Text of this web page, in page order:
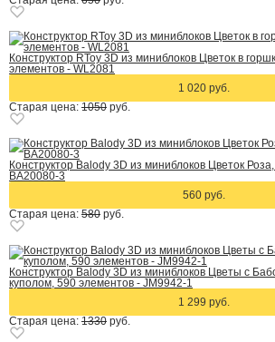
Конструктор RToy 3D из миниблоков Цветок в
элементов - WL2081
1 020 руб.
Старая цена: 1050 руб.
Конструктор Balody 3D из миниблоков Цветок
BA20080-3
560 руб.
Старая цена: 580 руб.
Конструктор Balody 3D из миниблоков Цветы с
куполом, 590 элементов - JM9942-1
1 299 руб.
Старая цена: 1330 руб.